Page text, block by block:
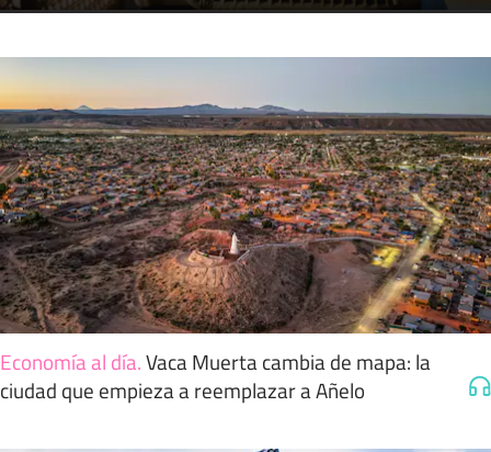
Economía al día.Vaca Muerta cambia de mapa: la
ciudad que empieza a reemplazar a Añelo